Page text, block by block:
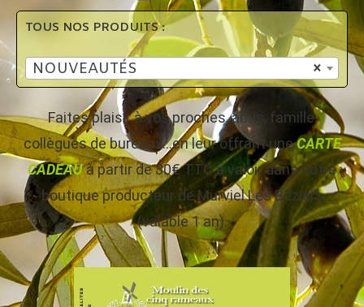
TOUS NOS PRODUITS :
×
NOUVEAUTÉS
Faites plaisir à vos proches, amis, famille,
collègues de bureaux…en leur offrant uneCARTE
CADEAUà partir de 30€ TTC à valoir dans notre
boutique producteur de Murviel Les Béziers
(valable 1 an).